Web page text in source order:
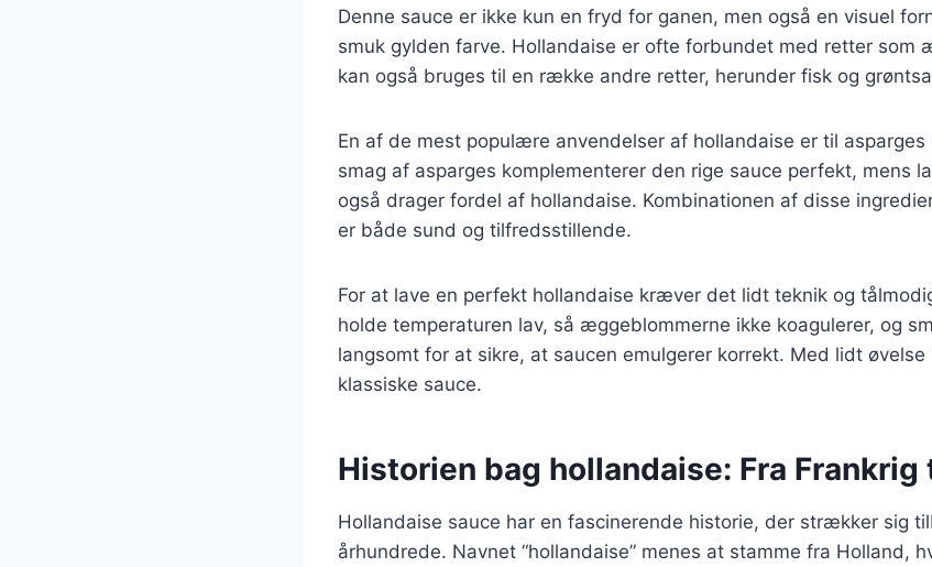
Denne sauce er ikke kun en fryd for ganen, men også en visuel
smuk gylden farve. Hollandaise er ofte forbundet med retter som
kan også bruges til en række andre retter, herunder fisk og
En af de mest populære anvendelser af hollandaise er til asparges
smag af asparges komplementerer den rige sauce perfekt, mens
også drager fordel af hollandaise. Kombinationen af disse
er både sund og tilfredsstillende.
For at lave en perfekt hollandaise kræver det lidt teknik og
holde temperaturen lav, så æggeblommerne ikke koagulerer, og
langsomt for at sikre, at saucen emulgerer korrekt. Med lidt
klassiske sauce.
Historien bag hollandaise: Fra Frankrig
Hollandaise sauce har en fascinerende historie, der strækker sig
århundrede. Navnet “hollandaise” menes at stamme fra Holland,